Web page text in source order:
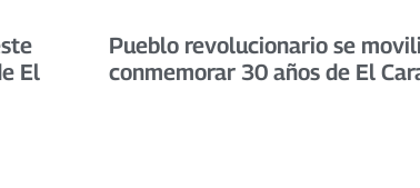
El
Pueblo revolucionario se
conmemorar 30 años de El